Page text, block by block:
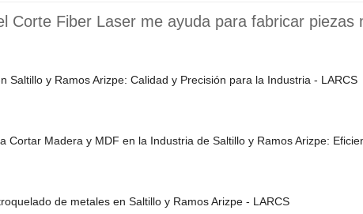
Corte Fiber Laser me ayuda para fabricar piezas
Saltillo y Ramos Arizpe: Calidad y Precisión para la Industria - LARCS
Cortar Madera y MDF en la Industria de Saltillo y Ramos Arizpe:
de metales en Saltillo y Ramos Arizpe - LARCS